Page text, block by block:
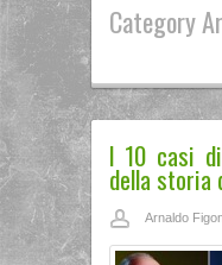
Category
I 10 casi
della storia
Arnaldo